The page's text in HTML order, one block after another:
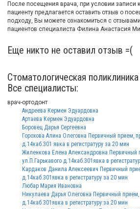
После посещения врача, при условии записи
пациенту предлагается оставить отзыв о
подходу, Вы можете ознакомиться с
пациентов специалиста Филина Анастасия
Еще никто не оставил отзыв =(
Стоматологическая
Все специалисты:
врач-ортодонт
Андреева Кермен Эдуардовна
Артаева Кермен Эдуардовна
Боровец Дарья Сергеевна
Горохова Алина Олеговна Первичный прием,
д.14каб.301 явка в регистратуру за 20 мин
Жиленкова Елена Александровна Первичный
ул.П.Гарькавого д.14каб.301явка в
Кардаков Данила Алексеевич Первичный
д.14каб.301явка в регистратуру за 20 мин
Любар Мария Ивановна
Никулаева Дарья Олеговна Первичный
д.14каб.301явка в регистратуру за 20 мин